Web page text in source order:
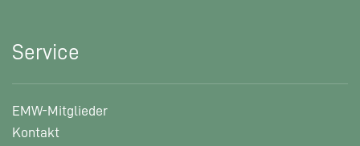
Service
EMW-Mitglieder
Kontakt